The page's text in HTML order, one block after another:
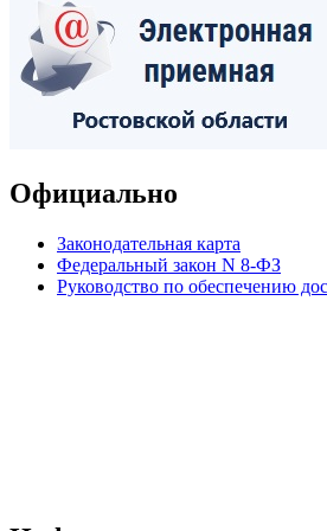
Официально
Законодательная карта
Федеральный закон N 8-ФЗ
Руководство по обеспечению